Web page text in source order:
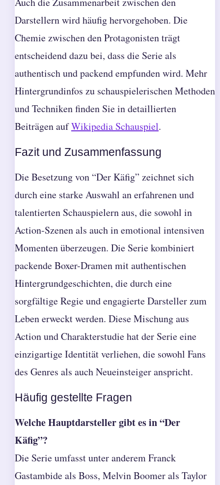
Darstellern wird häufig hervorgehoben. Die
Chemie zwischen den Protagonisten trägt
entscheidend dazu bei, dass die Serie als
authentisch und packend empfunden wird. Mehr
Hintergrundinfos zu schauspielerischen Methoden
und Techniken finden Sie in detaillierten
Beiträgen aufWikipedia Schauspiel.
Fazit und Zusammenfassung
Die Besetzung von “Der Käfig” zeichnet sich
durch eine starke Auswahl an erfahrenen und
talentierten Schauspielern aus, die sowohl in
Action-Szenen als auch in emotional intensiven
Momenten überzeugen. Die Serie kombiniert
packende Boxer-Dramen mit authentischen
Hintergrundgeschichten, die durch eine
sorgfältige Regie und engagierte Darsteller zum
Leben erweckt werden. Diese Mischung aus
Action und Charakterstudie hat der Serie eine
einzigartige Identität verliehen, die sowohl Fans
des Genres als auch Neueinsteiger anspricht.
Häufig gestellte Fragen
Welche Hauptdarsteller gibt es in “Der
Käfig”?
Die Serie umfasst unter anderem Franck
Gastambide als Boss, Melvin Boomer als Taylor